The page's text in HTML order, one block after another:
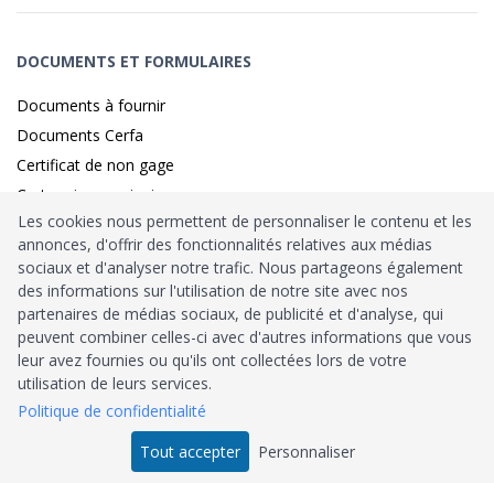
DOCUMENTS ET FORMULAIRES
Documents à fournir
Documents Cerfa
Certificat de non gage
Carte grise provisoire
Identité sécurisé parFranceConnect
HabilitationMinistère de l’Intérieur: n°212900
Agrément Trésor Public
Tous droits réservés © 2026
Les cookies nous permettent de personnaliser le contenu et les
annonces, d'offrir des fonctionnalités relatives aux médias
sociaux et d'analyser notre trafic. Nous partageons également
des informations sur l'utilisation de notre site avec nos
partenaires de médias sociaux, de publicité et d'analyse, qui
peuvent combiner celles-ci avec d'autres informations que vous
leur avez fournies ou qu'ils ont collectées lors de votre
utilisation de leurs services.
Politique de confidentialité
Tout accepter
Personnaliser